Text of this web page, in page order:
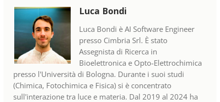
Luca Bondi
Luca Bondi è AI Software Engineer
presso Cimbria Srl. È stato
Assegnista di Ricerca in
Bioelettronica e Opto-Elettrochimica
presso l'Università di Bologna. Durante i suoi studi
(Chimica, Fotochimica e Fisica) si è concentrato
sull'interazione tra luce e materia. Dal 2019 al 2024 ha